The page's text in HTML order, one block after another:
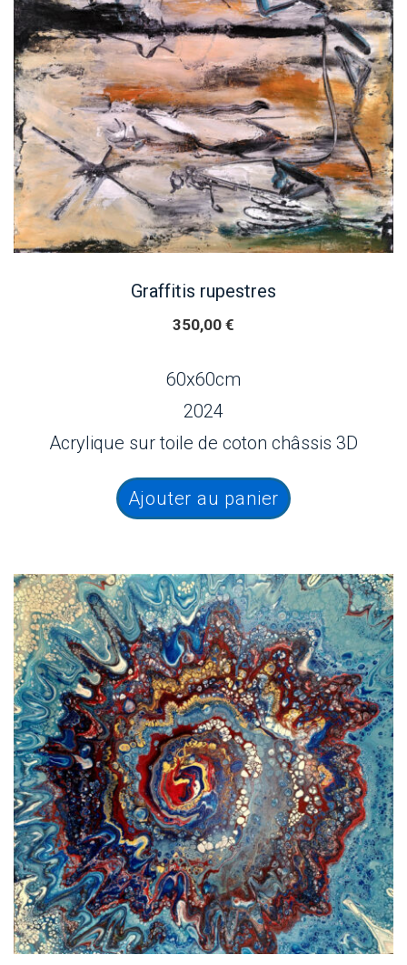
Graffitis rupestres
350,00 €
60x60cm
2024
Acrylique sur toile de coton châssis 3D
Ajouter au panier